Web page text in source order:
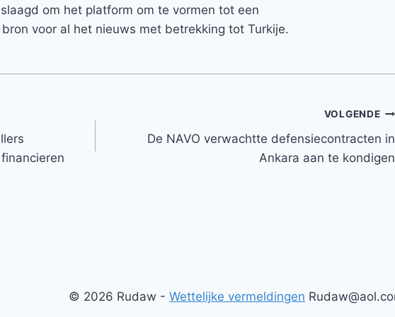
om het platform om te vormen tot een
voor al het nieuws met betrekking tot Turkije.
VOLGENDE
De NAVO verwachtte defensiecontracten in
Ankara aan te kondigen
© 2026 Rudaw - Wettelijke vermeldingen